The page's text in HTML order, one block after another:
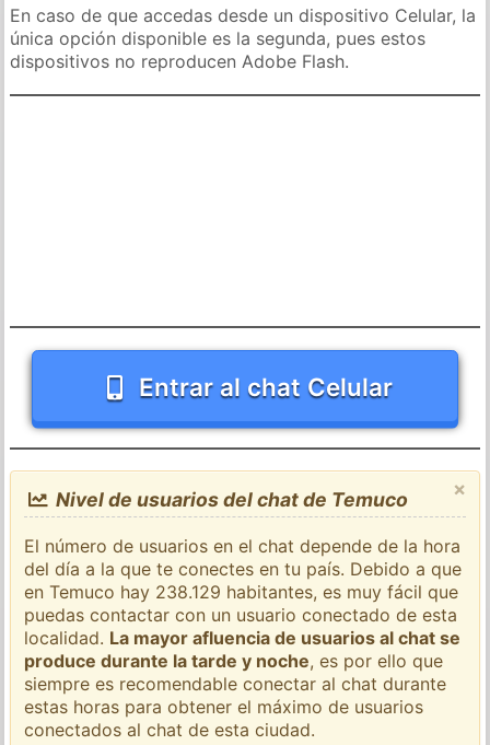
En caso de que accedas desde un dispositivo Celular, la
única opción disponible es la segunda, pues estos
dispositivos no reproducen Adobe Flash.
Entrar al chat Celular
×
Nivel de usuarios del chat de Temuco
El número de usuarios en el chat depende de la hora
del día a la que te conectes en tu país. Debido a que
en Temuco hay 238.129 habitantes, es muy fácil que
puedas contactar con un usuario conectado de esta
localidad. La mayor afluencia de usuarios al chat se
produce durante la tarde y noche, es por ello que
siempre es recomendable conectar al chat durante
estas horas para obtener el máximo de usuarios
conectados al chat de esta ciudad.